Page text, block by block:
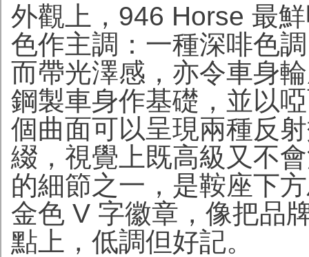
外觀上，946 Horse 最
色作主調：一種深啡色
而帶光澤感，亦令車身
鋼製車身作基礎，並以
個曲面可以呈現兩種反
綴，視覺上既高級又不
的細節之一，是鞍座下
金色 V 字徽章，像把品
點上，低調但好記。